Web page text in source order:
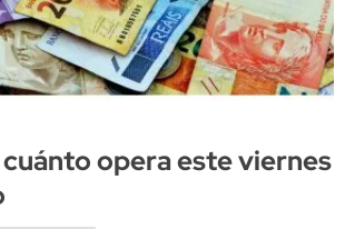
cuánto opera este viernes